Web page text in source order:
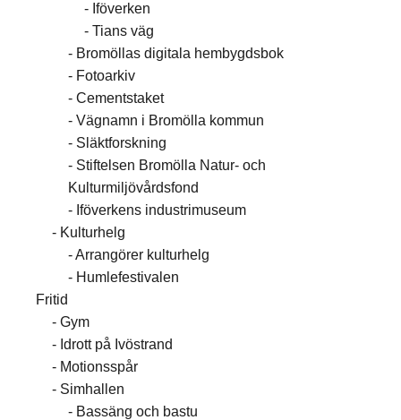
Iföverken
Tians väg
Bromöllas digitala hembygdsbok
Fotoarkiv
Cementstaket
Vägnamn i Bromölla kommun
Släktforskning
Stiftelsen Bromölla Natur- och
Kulturmiljövårdsfond
Iföverkens industrimuseum
Kulturhelg
Arrangörer kulturhelg
Humlefestivalen
Fritid
Gym
Idrott på Ivöstrand
Motionsspår
Simhallen
Bassäng och bastu